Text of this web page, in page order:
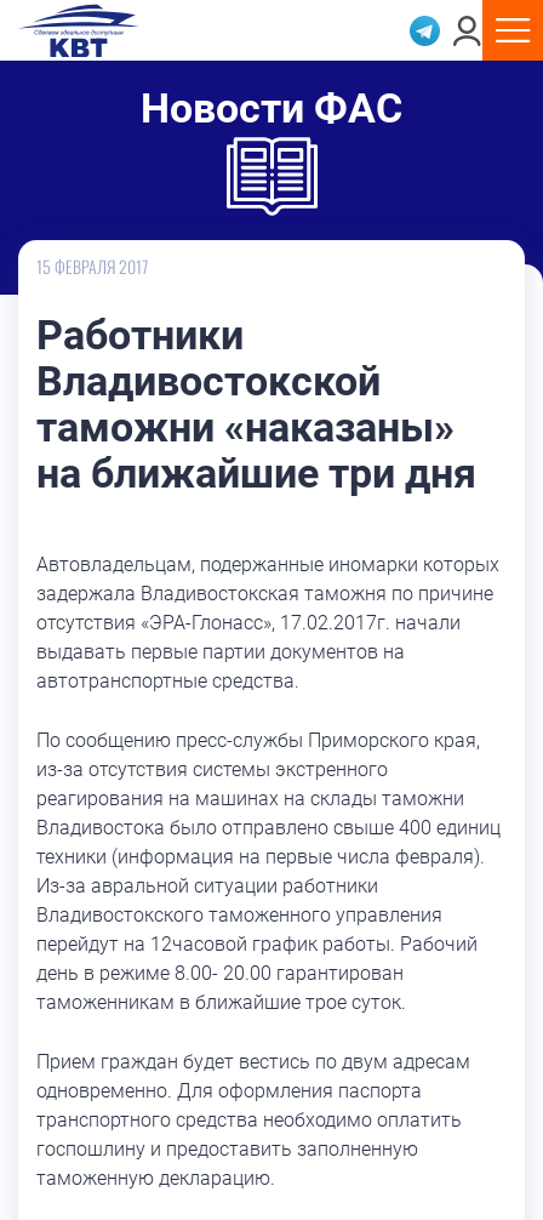
Новости ФАС
15 ФЕВРАЛЯ 2017
Работники
Владивостокской
таможни «наказаны»
на ближайшие три дня
Автовладельцам, подержанные иномарки которых
задержала Владивостокская таможня по причине
отсутствия «ЭРА-Глонасс», 17.02.2017г. начали
выдавать первые партии документов на
автотранспортные средства.
По сообщению пресс-службы Приморского края,
из-за отсутствия системы экстренного
реагирования на машинах на склады таможни
Владивостока было отправлено свыше 400 единиц
техники (информация на первые числа февраля).
Из-за авральной ситуации работники
Владивостокского таможенного управления
перейдут на 12часовой график работы. Рабочий
день в режиме 8.00- 20.00 гарантирован
таможенникам в ближайшие трое суток.
Прием граждан будет вестись по двум адресам
одновременно. Для оформления паспорта
транспортного средства необходимо оплатить
госпошлину и предоставить заполненную
таможенную декларацию.